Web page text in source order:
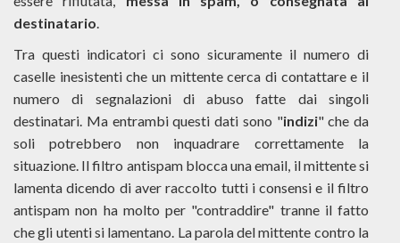
destinatario.
Tra questi indicatori ci sono sicuramente il numero di
caselle inesistenti che un mittente cerca di contattare e il
numero di segnalazioni di abuso fatte dai singoli
destinatari. Ma entrambi questi dati sono "indizi" che da
soli potrebbero non inquadrare correttamente la
situazione. Il filtro antispam blocca una email, il mittente si
lamenta dicendo di aver raccolto tutti i consensi e il filtro
antispam non ha molto per "contraddire" tranne il fatto
che gli utenti si lamentano. La parola del mittente contro la